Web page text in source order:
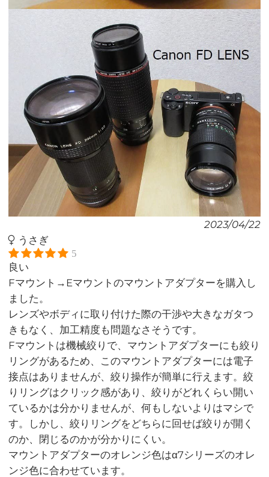
2023/04/22
うさぎ
5
良い
Fマウント→Eマウントのマウントアダプターを購入し
ました。
レンズやボディに取り付けた際の干渉や大きなガタつ
きもなく、加工精度も問題なさそうです。
Fマウントは機械絞りで、マウントアダプターにも絞り
リングがあるため、このマウントアダプターには電子
接点はありませんが、絞り操作が簡単に行えます。絞
りリングはクリック感があり、絞りがどれくらい開い
ているかは分かりませんが、何もしないよりはマシで
す。しかし、絞りリングをどちらに回せば絞りが開く
のか、閉じるのかが分かりにくい。
マウントアダプターのオレンジ色はα7シリーズのオレ
ンジ色に合わせています。